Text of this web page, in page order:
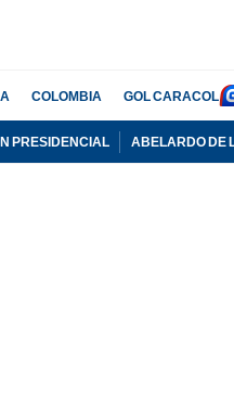
COLOMBIA GOL CARACOL
PRESIDENCIAL ABELARDO DE